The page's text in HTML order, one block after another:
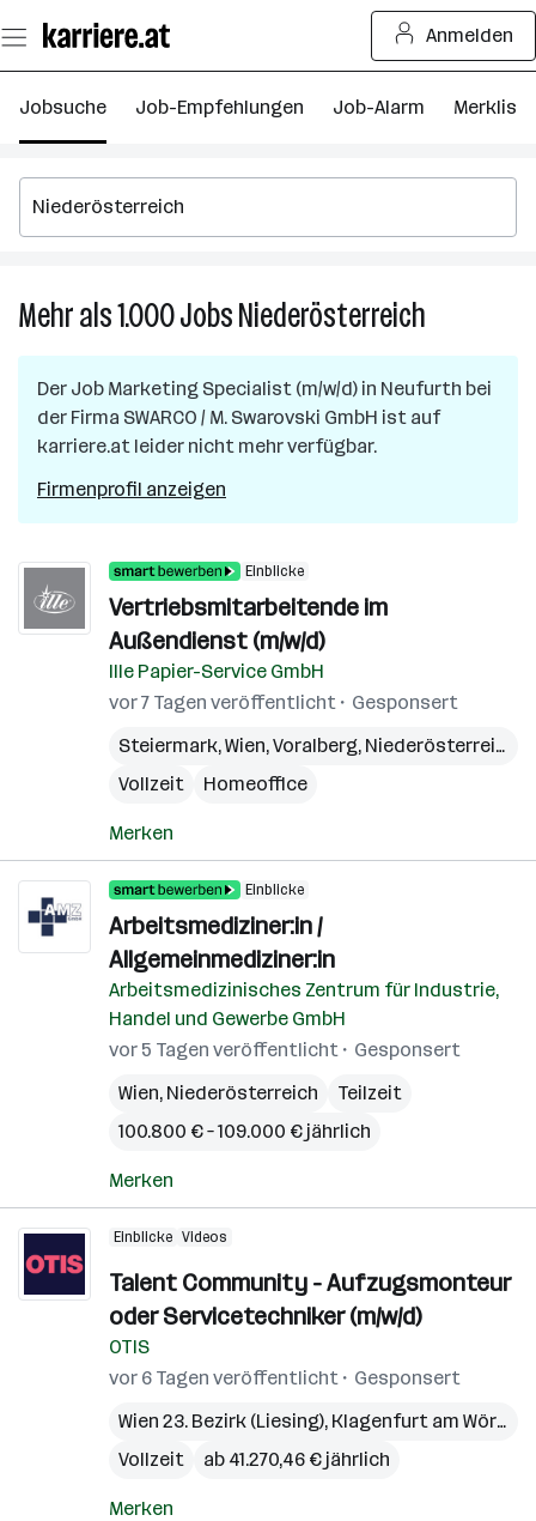
Seiteninhalt
springen
Anmelden
Jobsuche Job-Empfehlungen Job-Alarm Merkliste
Mehr als 1.000JobsNiederösterreich
Jobs
in
Der Job Marketing Specialist (m/w/d) in Neufurth bei
der Firma SWARCO / M. Swarovski GmbH ist auf
karriere.at leider nicht mehr verfügbar.
Firmenprofil anzeigen
Einblicke
Vertriebsmitarbeitende im
Außendienst (m/w/d)
Ille Papier-Service GmbH
vor 7 Tagen veröffentlicht
Gesponsert
Steiermark,Wien,Voralberg, Niederösterreich
Vollzeit
Homeoffice
Merken
Einblicke
Arbeitsmediziner:in /
Allgemeinmediziner:in
Arbeitsmedizinisches Zentrum für Industrie,
Handel und Gewerbe GmbH
vor 5 Tagen veröffentlicht
Gesponsert
Wien, Niederösterreich
Teilzeit
100.800 € – 109.000 € jährlich
Merken
Einblicke Videos
Talent Community - Aufzugsmonteur
oder Servicetechniker (m/w/d)
OTIS
vor 6 Tagen veröffentlicht
Gesponsert
Wien 23. Bezirk (Liesing), Klagenfurt am Wörthersee
Vollzeit
ab 41.270,46 € jährlich
Merken